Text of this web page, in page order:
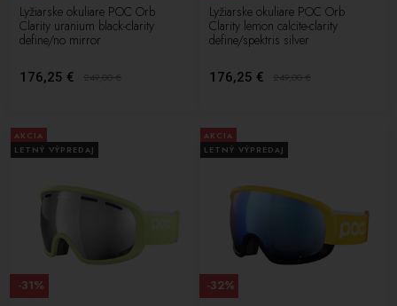
Lyžiarske okuliare POC Orb
Clarity uranium black-clarity
define/no mirror
176,25 € 249,00€
Lyžiarske okuliare POC Orb
Clarity lemon calcite-clarity
define/spektris silver
176,25 € 249,00€
AKCIA
LETNÝ VÝPREDAJ
-31%
AKCIA
LETNÝ VÝPREDAJ
-32%